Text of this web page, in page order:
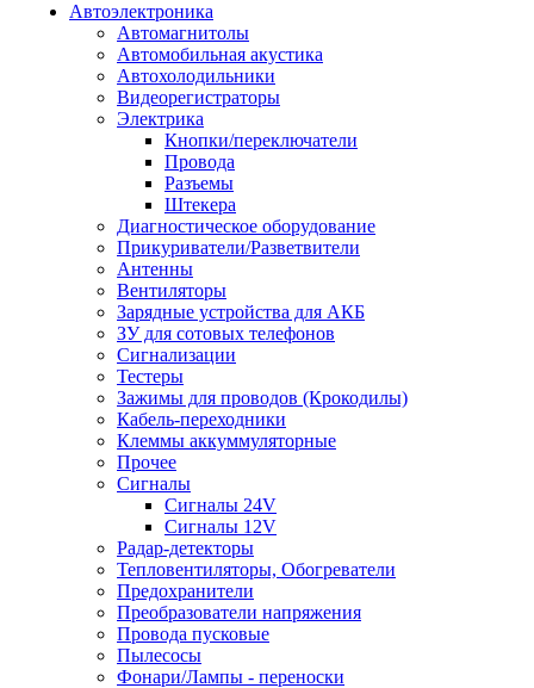
Автоэлектроника
Автомагнитолы
Автомобильная акустика
Автохолодильники
Видеорегистраторы
Электрика
Кнопки/переключатели
Провода
Разъемы
Штекера
Диагностическое оборудование
Прикуриватели/Разветвители
Антенны
Вентиляторы
Зарядные устройства для АКБ
ЗУ для сотовых телефонов
Сигнализации
Тестеры
Зажимы для проводов (Крокодилы)
Кабель-переходники
Клеммы аккуммуляторные
Прочее
Сигналы
Сигналы 24V
Сигналы 12V
Радар-детекторы
Тепловентиляторы, Обогреватели
Предохранители
Преобразователи напряжения
Провода пусковые
Пылесосы
Фонари/Лампы - переноски